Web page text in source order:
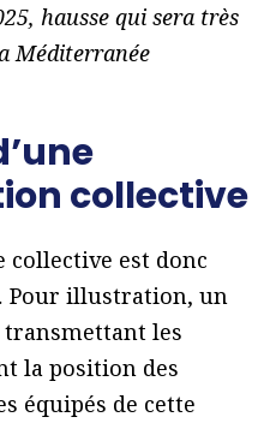
hausse qui sera très
Méditerranée
collective
collective est donc
Pour illustration, un
transmettant les
la position des
équipés de cette